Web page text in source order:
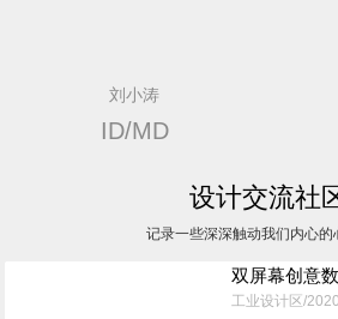
刘小涛
ID/MD
设计交流社
记录一些深深触动我们内心的
双屏幕创意
工业设计区/